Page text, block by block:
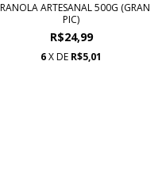
ARTESANAL 500G (GRAN
PIC)
R$24,99
6X DE R$5,01